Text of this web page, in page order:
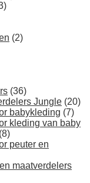
(2)
(36)
Jungle (20)
babykleding (7)
kleding van baby
(8)
peuter en
maatverdelers